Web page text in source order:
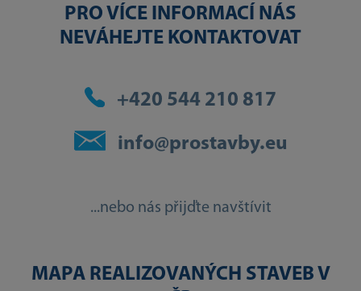
PRO VÍCE INFORMACÍ NÁS
NEVÁHEJTE KONTAKTOVAT
+420 544 210 817
info@prostavby.eu
...nebo nás přijďte navštívit
MAPA REALIZOVANÝCH STAVEB V